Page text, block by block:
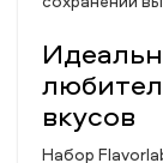
вкусов
Набор